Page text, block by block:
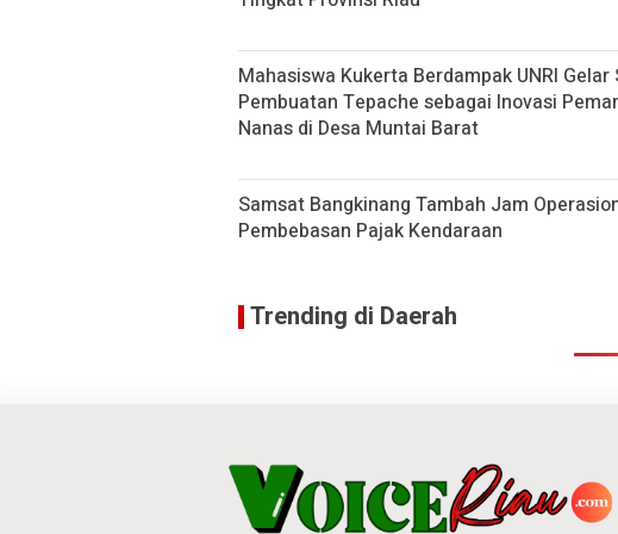
Mahasiswa Kukerta Berdampak UNRI
Pembuatan Tepache sebagai Inovasi
Nanas di Desa Muntai Barat
Samsat Bangkinang Tambah Jam
Pembebasan Pajak Kendaraan
Trending di Daerah